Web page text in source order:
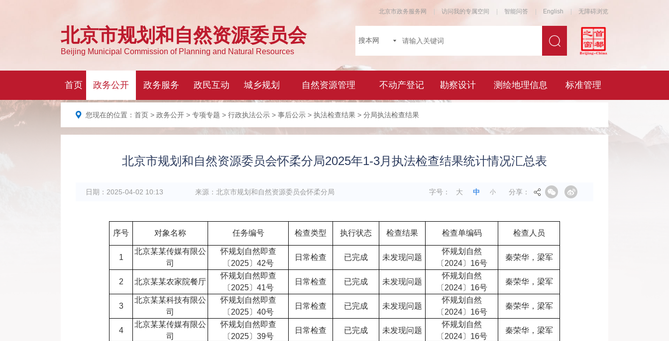
您现在的位置： 首页 > 政务公开 > 专项专题 > 行政执法公示 > 事后公示 > 执法检查结果 > 分局执法检查结果
北京市规划和自然资源委员会怀柔分局2025年1-3月执法检查结果统计情况汇总表
日期： 2025-04-02 10:13 来源： 北京市规划和自然资源委员会怀柔分局 字号： 大 中 小 分享：
序号 对象名称 任务编号 检查类型 执行状态 检查结果 检查单编码 检查人员
1
北京某某传媒有限公
司
怀规划自然即查
〔2025〕42号
日常检查 已完成 未发现问题
怀规划自然
〔2024〕16号
秦荣华，梁军
2 北京某某农家院餐厅
怀规划自然即查
〔2025〕41号
日常检查 已完成 未发现问题
怀规划自然
〔2024〕16号
秦荣华，梁军
3
北京某某科技有限公
司
怀规划自然即查
〔2025〕40号
日常检查 已完成 未发现问题
怀规划自然
〔2024〕16号
秦荣华，梁军
4
北京某某传媒有限公
司
怀规划自然即查
〔2025〕39号
日常检查 已完成 未发现问题
怀规划自然
〔2024〕16号
秦荣华，梁军